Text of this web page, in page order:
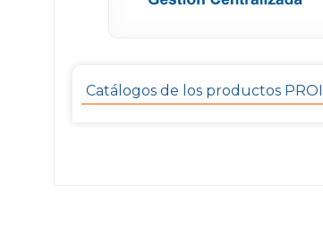
Catálogos de los productos